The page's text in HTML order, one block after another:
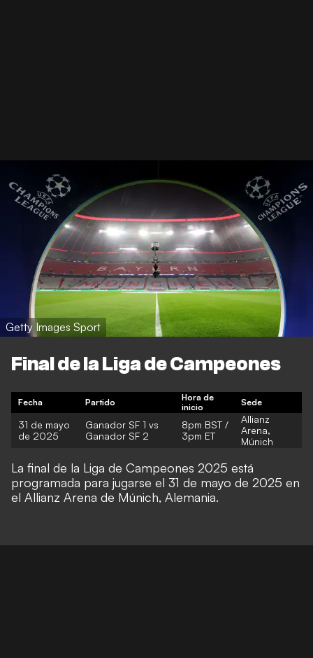
Getty Images Sport
Final de la Liga de Campeones
Fecha Partido
Hora de
inicio
Sede
31 de mayo
de 2025
Ganador SF 1 vs
Ganador SF 2
8pm BST /
3pm ET
Allianz
Arena,
Múnich
La final de la Liga de Campeones 2025 está
programada para jugarse el 31 de mayo de 2025 en
el Allianz Arena de Múnich, Alemania.